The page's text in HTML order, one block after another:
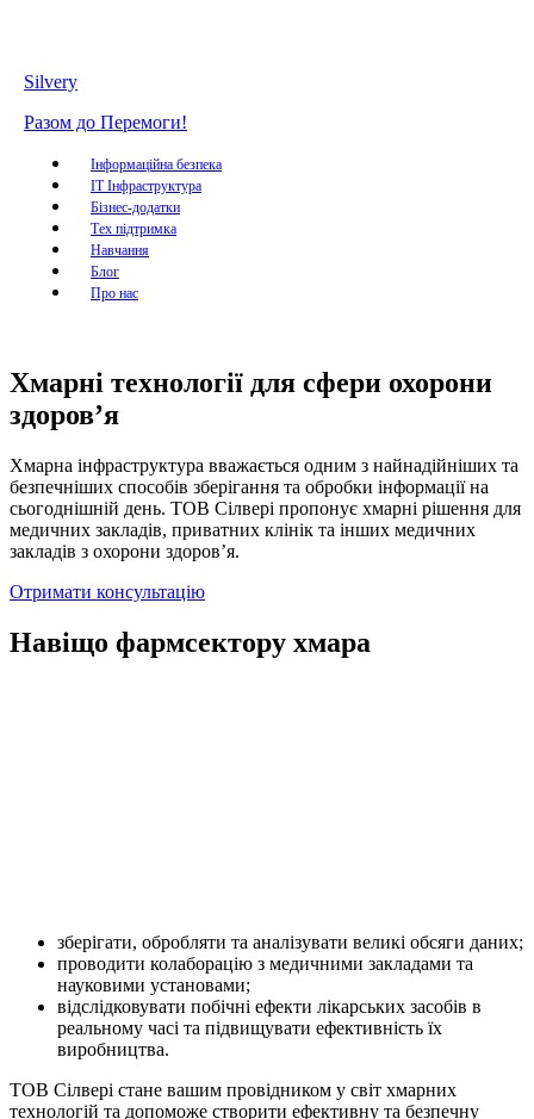
Silvery
Разом до Перемоги!
Інформаційна безпека
IT Інфраструктура
Бізнес-додатки
Тех підтримка
Навчання
Блог
Про нас
Хмарні технології для сфери охорони
здоров’я
Хмарна інфраструктура вважається одним з найнадійніших та
безпечніших способів зберігання та обробки інформації на
сьогоднішній день. ТОВ Сілвері пропонує хмарні рішення для
медичних закладів, приватних клінік та інших медичних
закладів з охорони здоров’я.
Отримати консультацію
Навіщо фармсектору хмара
зберігати, обробляти та аналізувати великі обсяги даних;
проводити колаборацію з медичними закладами та
науковими установами;
відслідковувати побічні ефекти лікарських засобів в
реальному часі та підвищувати ефективність їх
виробництва.
ТОВ Сілвері стане вашим провідником у світ хмарних
технологій та допоможе створити ефективну та безпечну